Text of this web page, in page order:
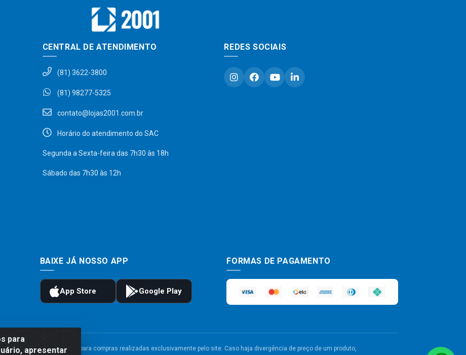
para
apresentar
CENTRAL DE ATENDIMENTO
(81) 3622-3800
(81) 98277-5325
contato@lojas2001.com.br
Horário do atendimento do SAC
Segunda a Sexta-feira das 7h30 às 18h
Sábado das 7h30 às 12h
REDES SOCIAIS
BAIXE JÁ NOSSO APP FORMAS DE PAGAMENTO
e frete são válidos para compras realizadas exclusivamente pelo site. Caso haja divergência de preço de um produto,